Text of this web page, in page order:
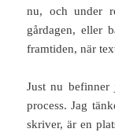
nu, och under
gårdagen, eller
framtiden, när
Just nu
process. Jag
skriver, är en